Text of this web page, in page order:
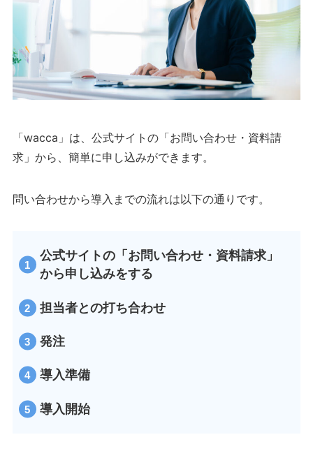
「wacca」は、公式サイトの「お問い合わせ・資料請
求」から、簡単に申し込みができます。
問い合わせから導入までの流れは以下の通りです。
公式サイトの「お問い合わせ・資料請求」
から申し込みをする
担当者との打ち合わせ
発注
導入準備
導入開始